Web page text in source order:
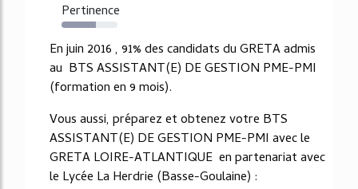
Pertinence
62%
En juin 2016 , 91% des candidats du GRETA admis
au BTS ASSISTANT(E) DE GESTION PME-PMI
(formation en 9 mois).
Vous aussi, préparez et obtenez votre BTS
ASSISTANT(E) DE GESTION PME-PMI avec le
GRETA LOIRE-ATLANTIQUE en partenariat avec
le Lycée La Herdrie (Basse-Goulaine) :